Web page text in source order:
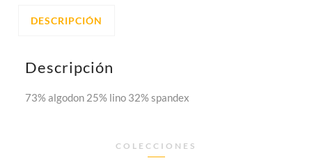
DESCRIPCIÓN
Descripción
73% algodon 25% lino 32% spandex
COLECCIONES